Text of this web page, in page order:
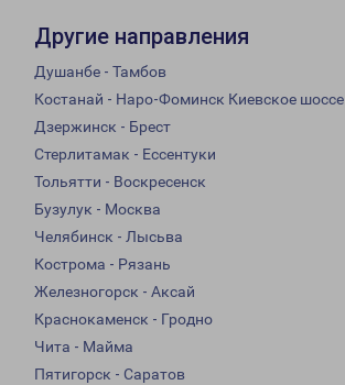
Другие направления
Душанбе - Тамбов
Костанай - Наро-Фоминск Киевское шоссе
Дзержинск - Брест
Стерлитамак - Ессентуки
Тольятти - Воскресенск
Бузулук - Москва
Челябинск - Лысьва
Кострома - Рязань
Железногорск - Аксай
Краснокаменск - Гродно
Чита - Майма
Пятигорск - Саратов